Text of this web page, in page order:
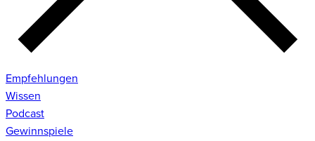
Empfehlungen
Wissen
Podcast
Gewinnspiele